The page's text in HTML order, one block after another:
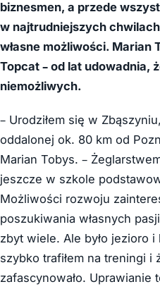
biznesmen, a przede
w najtrudniejszych
własne możliwości. Marian
Topcat – od lat udowadnia,
niemożliwych.
– Urodziłem się w
oddalonej ok. 80 km od
Marian Tobys. –
jeszcze w szkole
Możliwości rozwoju
poszukiwania własnych
zbyt wiele. Ale było jezioro
szybko trafiłem na treningi i
zafascynowało. Uprawianie